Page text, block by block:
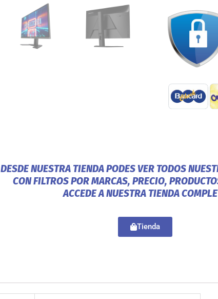
DESDE NUESTRA TIENDA PODES VER TODOS
CON FILTROS POR MARCAS, PRECIO,
ACCEDE A NUESTRA TIENDA
Tienda